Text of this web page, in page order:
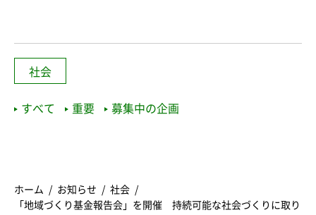
社会
すべて 重要 募集中の企画
ホーム お知らせ
社会
「地域づくり基金報告会」を開催 持続可能な社会づくりに取り